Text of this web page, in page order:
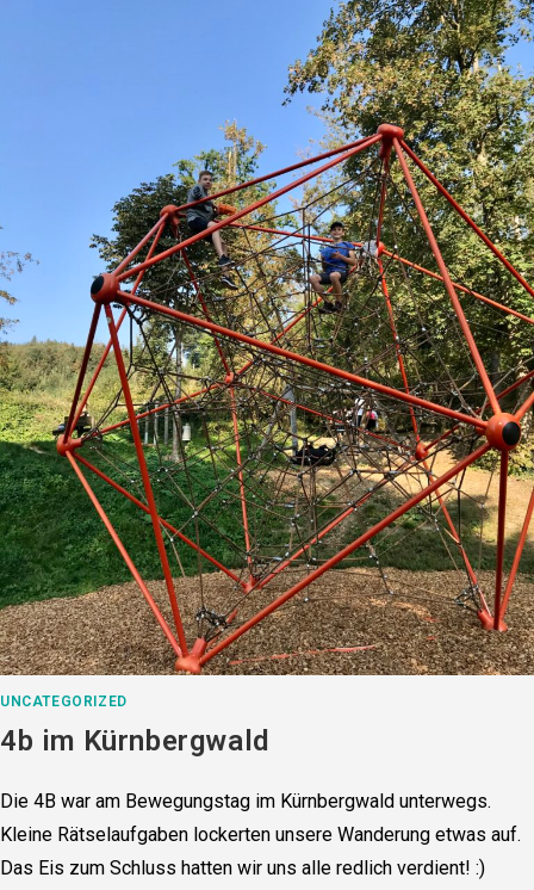
UNCATEGORIZED
4b im Kürnbergwald
Die 4B war am Bewegungstag im Kürnbergwald unterwegs.
Kleine Rätselaufgaben lockerten unsere Wanderung etwas auf.
Das Eis zum Schluss hatten wir uns alle redlich verdient! :)